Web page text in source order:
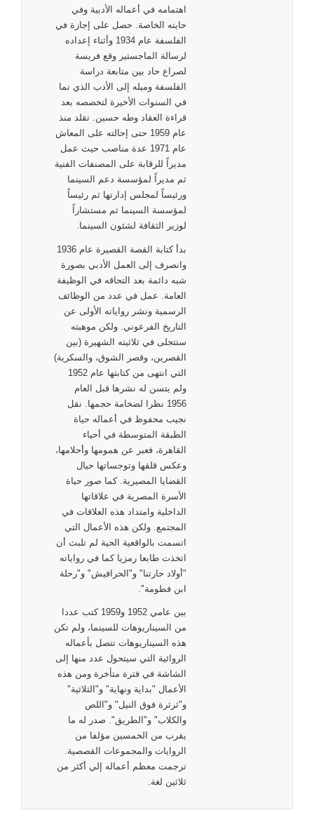
اهتمامه في أعماله الأدبية وفي
حايته الخاصة. حصل على إجازة في
الفلسفة عام 1934 وأثناء إعداده
لرسالة الماجستير وقع فريسة
لصراع حاد بين متابعة دراسة
الفلسفة وميله إلى الأدب الذي نما
في السنوات الأخيرة لتخصصه بعد
قراءة العقاد وطه حسين. تقلد منذ
عام 1959 حتى إحالته على المعاش
عام 1971 عدة مناصب حيث عمل
مديراً للرقابة على المصنفات الفنية
ثم مديراً لمؤسسة دعم السينما
ورئيساً لمجلس إدارتها ثم رئيساً
لمؤسسة السينما ثم مستشاراً
لوزير الثقافة لشئون السينما.
بدأ كتابة القصة القصيرة عام 1936
وانصرف إلى العمل الأدبي بصورة
شبه دائمة بعد التحاقه في الوظيفة
العامة. عمل في عدد من الوظائف
الرسمية ونشر رواياته الأولى عن
التاريخ الفرعوني. ولكن موهبته
ستتجلى في ثلاثيته الشهيرة (بين
القصرين، وقصر الشوق، والسكرية)
التي انتهى من كتابتها عام 1952
ولم يتسن له نشرها قبل العام
1956 نظرا لضخامة حجمها. نقل
نجيب محفوظ في أعماله حياة
الطبقة المتوسطة في أحياء
القاهرة، فعبر عن همومها وأحلامها،
وعكس قلقها وتوجساتها حيال
القضايا المصيرية. كما صور حياة
الأسرة المصرية في علاقاتها
الداخلية وامتداد هذه العلاقات في
المجتمع. ولكن هذه الأعمال التي
اتسمت بالواقعية الحية لم تلبث أن
اتخذت طابعا رمزيا كما في رواياته
"أولاد حارتنا" و"الحرافيش" و"رحلة
ابن فطومة".
بين عامي 1952 و1959 كتب عددا
من السيناريوهات للسينما، ولم تكن
هذه السيناريوهات تتصل بأعماله
الروائية التي سيتحول عدد منها إلى
الشاشة في فترة متأخرة ومن هذه
الأعمال "بداية ونهاية" و"الثلاثية"
و"ثرثرة فوق النيل" و"اللص
والكلاب" و"الطريق". صدر له ما
يقرب من الخمسين مؤلفا من
الروايات والمجموعات القصصية.
ترجمت معظم أعماله إلي أكثر من
ثلاثين لغة.